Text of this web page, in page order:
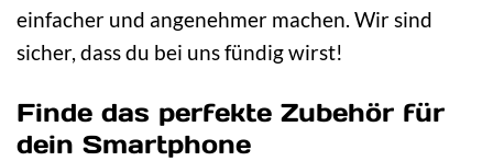
einfacher und angenehmer machen. Wir sind
sicher, dass du bei uns fündig wirst!
Finde das perfekte Zubehör für
dein Smartphone